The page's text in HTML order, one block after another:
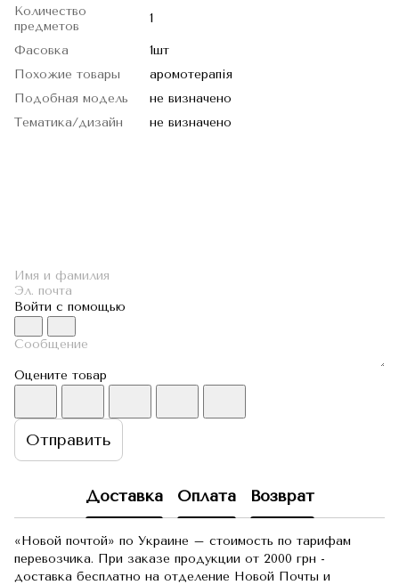
Количество
предметов
1
Фасовка
1шт
Похожие товары
аромотерапія
Подобная модель
не визначено
Тематика/дизайн
не визначено
Войти с помощью
Оцените товар
Отправить
Доставка Оплата Возврат
«Новой почтой» по Украине – стоимость по тарифам
перевозчика. При заказе продукции от 2000 грн -
доставка бесплатно на отделение Новой Почты и